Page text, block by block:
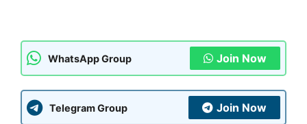
WhatsApp Group Join Now
Telegram Group Join Now